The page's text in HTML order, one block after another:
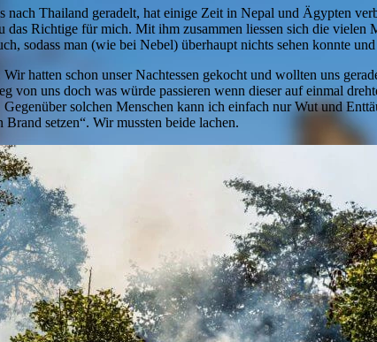
nach Thailand geradelt, hat einige Zeit in Nepal und Ägypten
das Richtige für mich. Mit ihm zusammen liessen sich die
sodass man (wie bei Nebel) überhaupt nichts sehen konnte
hatten schon unser Nachtessen gekocht und wollten uns
von uns doch was würde passieren wenn dieser auf einmal
solchen Menschen kann ich einfach nur Wut und
setzen“. Wir mussten beide lachen.